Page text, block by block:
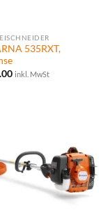
535RXT,
inkl. MwSt